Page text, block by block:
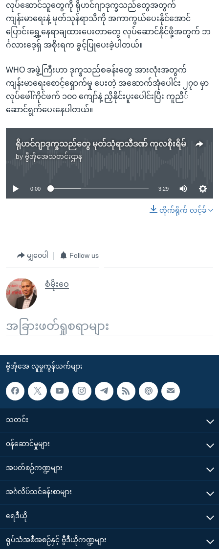
လုပ်ဆောင်သူတွေကို ရိုဟင်ဂျာဒုက္ခသည်တွေအတွက်
ကျန်းမာရေးနဲ့ မုတ်သုန်ရာသီကို အကာကွယ်ပေးနိုင်အောင်
ပြောင်းရွှေ့နေရာချထားပေးတာတွေ လုပ်ဆောင်နိုင်ဖို့အတွက် ဘ
င်္ဂလားဒေ့ရှ် အစိုးရက ခွင့်ပြုပေးခဲ့ပါတယ်။
WHO အဖွဲ့ကြီးဟာ ဒုက္ခသည်စခန်းတွေ အားလုံးအတွက်
ကျန်းမာရေးစောင့်ရှောက်မှု ပေးတဲ့ အဆောက်အုံပေါင်း ၂၇၀ မှာ
လုပ်ဖေါ်ကိုင်ဖက် ၁၀၀ ကျော်နဲ့ ညှိနိုင်းပူးပေါင်းပြီး ကူညီ်
ဆောင်ရွက်ပေးနေပါတယ်။
ရိုဟင်ဂျာဒုက္ခသည်တွေ မုတ်သုံရာသီဒဏ် ကုလစိုးရိမ်
by ဗွီအိုအေသတင်းဌာန
No media source currently available
0:00 3:29
တိုက်ရိုက် လင့်ခ်
မျှဝေပါ Follow us
စံမိုးဝေ
အခြားဖတ်ရှုစရာများ
ဗွီအိုအေ လူမှုကွန်ယက်များ
သတင်း
၀န်ဆောင်မှုများ
အပတ်စဉ်ကဏ္ဍများ
အင်္ဂလိပ်သင်ခန်းစာများ
ရေဒီယို
ရုပ်သံအစီအစဉ်နှင့် ဗွီဒီယိုကဏ္ဍများ